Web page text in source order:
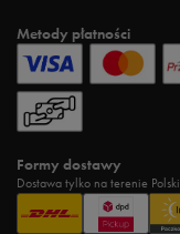
Metody płatności
Formy dostawy
Dostawa tylko na terenie Polski